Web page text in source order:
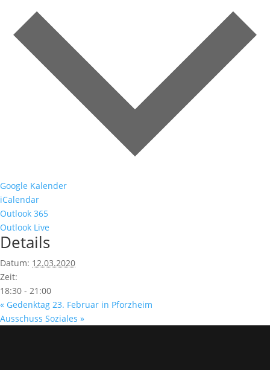
Google Kalender
iCalendar
Outlook 365
Outlook Live
Details
Datum: 12.03.2020
Zeit:
18:30 - 21:00
« Gedenktag 23. Februar in Pforzheim
Ausschuss Soziales »